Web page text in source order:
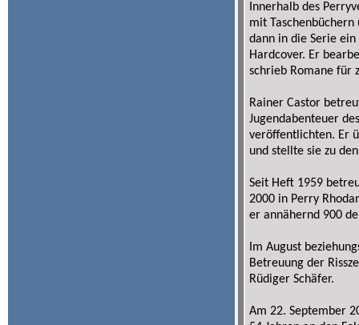
Innerhalb des
mit
dann in die Serie
Hardcover. Er
schrieb Romane für
Rainer Castor
Jugendabenteuer
veröffentlichten. Er
und stellte sie zu
Seit Heft 1959
2000 in Perry
er annähernd 900
Im August
Betreuung der
Rüdiger Schäfer.
Am 22. September